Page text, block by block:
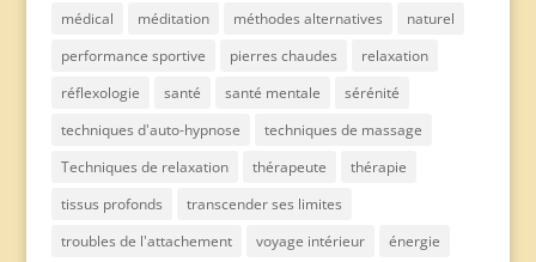
médical
méditation méthodes alternatives
naturel
performance sportive
pierres chaudes
relaxation
réflexologie
santé santé mentale
sérénité
techniques d'auto-hypnose
techniques de massage
Techniques de relaxation
thérapeute
thérapie
tissus profonds
transcender ses limites
troubles de l'attachement
voyage intérieur énergie